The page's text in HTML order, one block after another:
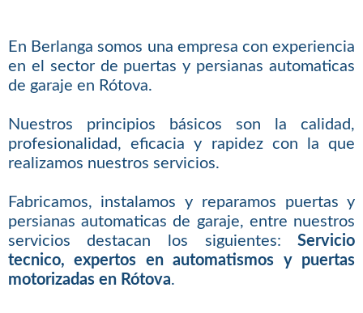
En Berlanga somos una empresa con experiencia
en el sector de puertas y persianas automaticas
de garaje en Rótova.
Nuestros principios básicos son la calidad,
profesionalidad, eficacia y rapidez con la que
realizamos nuestros servicios.
Fabricamos, instalamos y reparamos puertas y
persianas automaticas de garaje, entre nuestros
servicios destacan los siguientes:Servicio
tecnico, expertos en automatismos y puertas
motorizadas en Rótova.